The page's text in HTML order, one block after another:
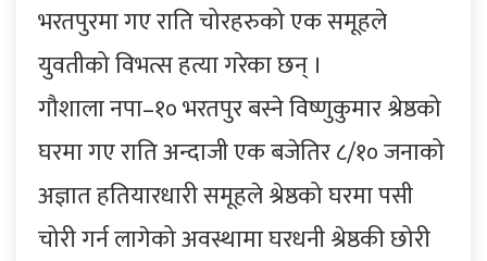
भरतपुरमा गए राति चोरहरुको एक समूहले
युवतीको विभत्स हत्या गरेका छन् ।
गौशाला नपा–१० भरतपुर बस्ने विष्णुकुमार श्रेष्ठको
घरमा गए राति अन्दाजी एक बजेतिर ८/१० जनाको
अज्ञात हतियारधारी समूहले श्रेष्ठको घरमा पसी
चोरी गर्न लागेको अवस्थामा घरधनी श्रेष्ठकी छोरी